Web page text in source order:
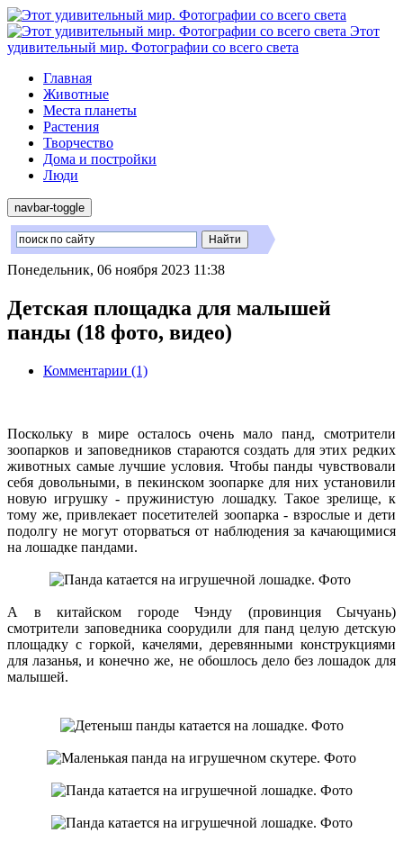
Этот
удивительный мир. Фотографии со всего света
Главная
Животные
Места планеты
Растения
Творчество
Дома и постройки
Люди
navbar-toggle
Понедельник, 06 ноября 2023 11:38
Детская площадка для малышей
панды (18 фото, видео)
Комментарии (1)
Поскольку в мире осталось очень мало панд, смотрители
зоопарков и заповедников стараются создать для этих редких
животных самые лучшие условия. Чтобы панды чувствовали
себя довольными, в пекинском зоопарке для них установили
новую игрушку - пружинистую лошадку. Такое зрелище, к
тому же, привлекает посетителей зоопарка - взрослые и дети
подолгу не могут оторваться от наблюдения за качающимися
на лошадке пандами.
А в китайском городе Чэнду (провинция Сычуань)
смотрители заповедника соорудили для панд целую детскую
площадку с горкой, качелями, деревянными конструкциями
для лазанья, и конечно же, не обошлось дело без лошадок для
малышей.